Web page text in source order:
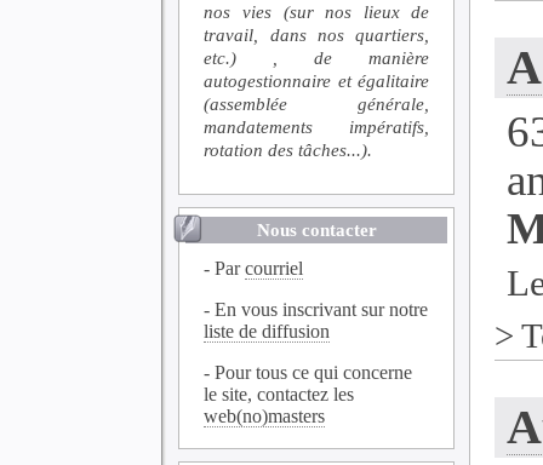
nos vies (sur nos lieux de
travail, dans nos quartiers,
etc.) , de manière
autogestionnaire et égalitaire
(assemblée générale,
mandatements impératifs,
rotation des tâches...).
Nous contacter
- Parcourriel
- En vous inscrivant sur notre
liste de diffusion
- Pour tous ce qui concerne
le site, contactez les
web(no)masters
>